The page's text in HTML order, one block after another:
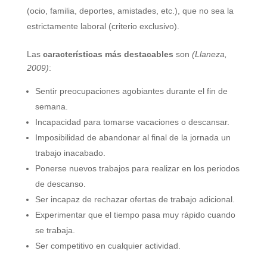
(ocio, familia, deportes, amistades, etc.), que no sea la
estrictamente laboral (criterio exclusivo).
Las características más destacables son (Llaneza,
2009):
Sentir preocupaciones agobiantes durante el fin de
semana.
Incapacidad para tomarse vacaciones o descansar.
Imposibilidad de abandonar al final de la jornada un
trabajo inacabado.
Ponerse nuevos trabajos para realizar en los periodos
de descanso.
Ser incapaz de rechazar ofertas de trabajo adicional.
Experimentar que el tiempo pasa muy rápido cuando
se trabaja.
Ser competitivo en cualquier actividad.